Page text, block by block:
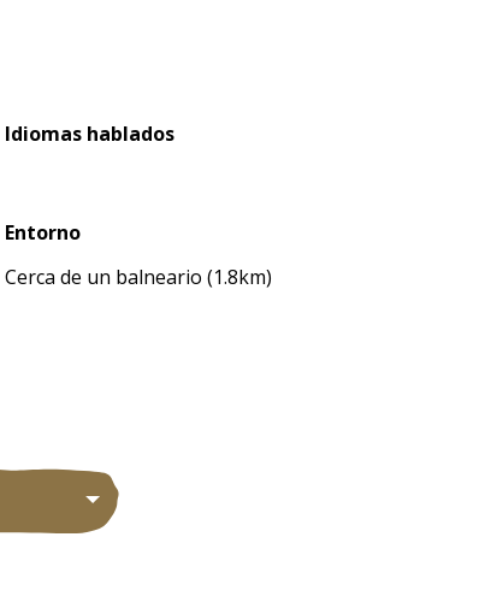
Idiomas hablados
Idiomas hablados
Entorno
Entorno
Cerca de un balneario (1.8km)